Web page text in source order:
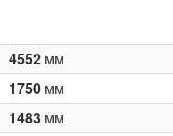
4552мм
1750мм
1483мм